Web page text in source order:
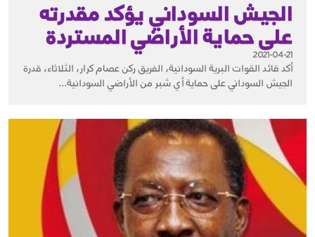
الجيش السوداني يؤكد مقدرته
على حماية الأراضي المستردة
2021-04-21
أكد قائد القوات البرية السودانية، الفريق ركن عصام كرار، الثلاثاء، قدرة
الجيش السوداني على حماية أي شبر من الأراضي السودانية...